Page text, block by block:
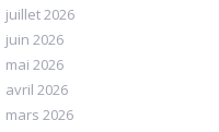
juillet 2026
juin 2026
mai 2026
avril 2026
mars 2026